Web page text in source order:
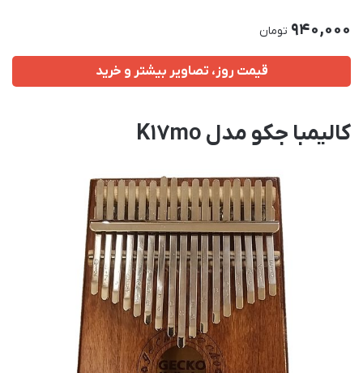
940,000 تومان
قیمت روز، تصاویر بیشتر و خرید
کالیمبا جکو مدل K17mo